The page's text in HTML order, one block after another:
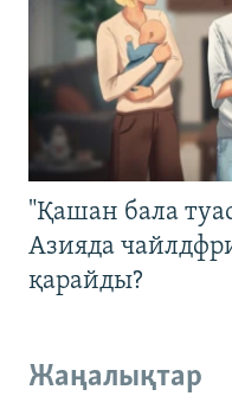
"Қашан бала
Азияда
қарайды?
Жаңалықтар